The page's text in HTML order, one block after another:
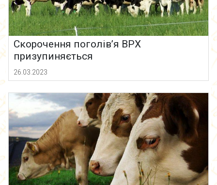
Скорочення поголів’я ВРХ
призупиняється
26.03.2023